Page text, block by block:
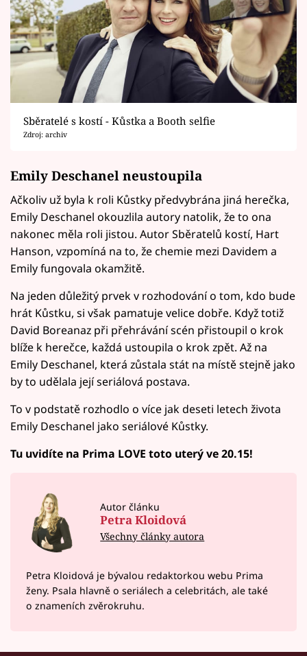
Sběratelé s kostí - Kůstka a Booth selfie
Zdroj: archiv
Emily Deschanel neustoupila
Ačkoliv už byla k roli Kůstky předvybrána jiná herečka,
Emily Deschanel okouzlila autory natolik, že to ona
nakonec měla roli jistou. Autor Sběratelů kostí, Hart
Hanson, vzpomíná na to, že chemie mezi Davidem a
Emily fungovala okamžitě.
Na jeden důležitý prvek v rozhodování o tom, kdo bude
hrát Kůstku, si však pamatuje velice dobře. Když totiž
David Boreanaz při přehrávání scén přistoupil o krok
blíže k herečce, každá ustoupila o krok zpět. Až na
Emily Deschanel, která zůstala stát na místě stejně jako
by to udělala její seriálová postava.
To v podstatě rozhodlo o více jak deseti letech života
Emily Deschanel jako seriálové Kůstky.
Tu uvidíte na Prima LOVE toto uterý ve 20.15!
Autor článku
Petra Kloidová
Všechny články autora
Petra Kloidová je bývalou redaktorkou webu Prima
ženy. Psala hlavně o seriálech a celebritách, ale také
o znameních zvěrokruhu.